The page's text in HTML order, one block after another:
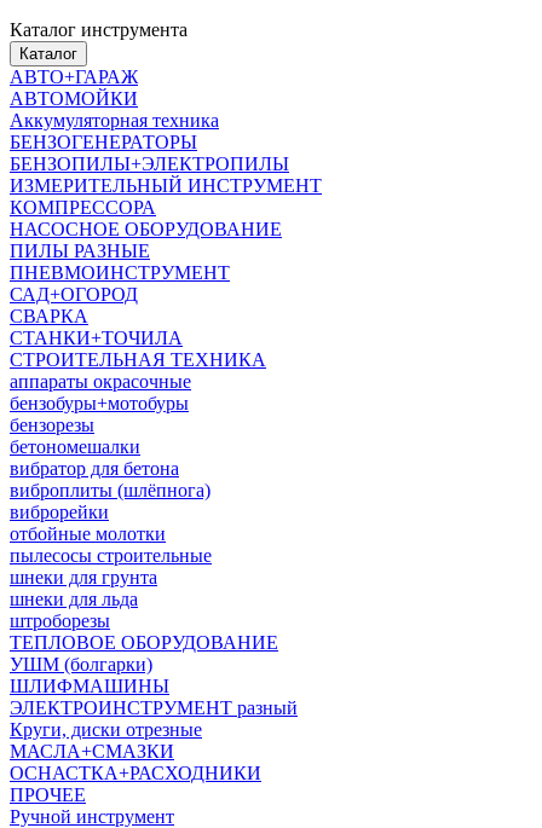
Каталог инструмента
Каталог
АВТО+ГАРАЖ
АВТОМОЙКИ
Аккумуляторная техника
БЕНЗОГЕНЕРАТОРЫ
БЕНЗОПИЛЫ+ЭЛЕКТРОПИЛЫ
ИЗМЕРИТЕЛЬНЫЙ ИНСТРУМЕНТ
КОМПРЕССОРА
НАСОСНОЕ ОБОРУДОВАНИЕ
ПИЛЫ РАЗНЫЕ
ПНЕВМОИНСТРУМЕНТ
САД+ОГОРОД
СВАРКА
СТАНКИ+ТОЧИЛА
СТРОИТЕЛЬНАЯ ТЕХНИКА
аппараты окрасочные
бензобуры+мотобуры
бензорезы
бетономешалки
вибратор для бетона
виброплиты (шлёпнога)
виброрейки
отбойные молотки
пылесосы строительные
шнеки для грунта
шнеки для льда
штроборезы
ТЕПЛОВОЕ ОБОРУДОВАНИЕ
УШМ (болгарки)
ШЛИФМАШИНЫ
ЭЛЕКТРОИНСТРУМЕНТ разный
Круги, диски отрезные
МАСЛА+СМАЗКИ
ОСНАСТКА+РАСХОДНИКИ
ПРОЧЕЕ
Ручной инструмент